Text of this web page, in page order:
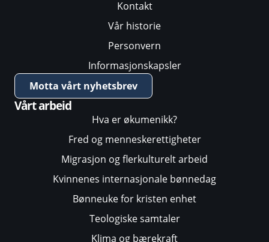
Kontakt
Vår historie
Personvern
Informasjonskapsler
Motta vårt nyhetsbrev
Vårt arbeid
Hva er økumenikk?
Fred og menneskerettigheter
Migrasjon og flerkulturelt arbeid
Kvinnenes internasjonale bønnedag
Bønneuke for kristen enhet
Teologiske samtaler
Klima og bærekraft